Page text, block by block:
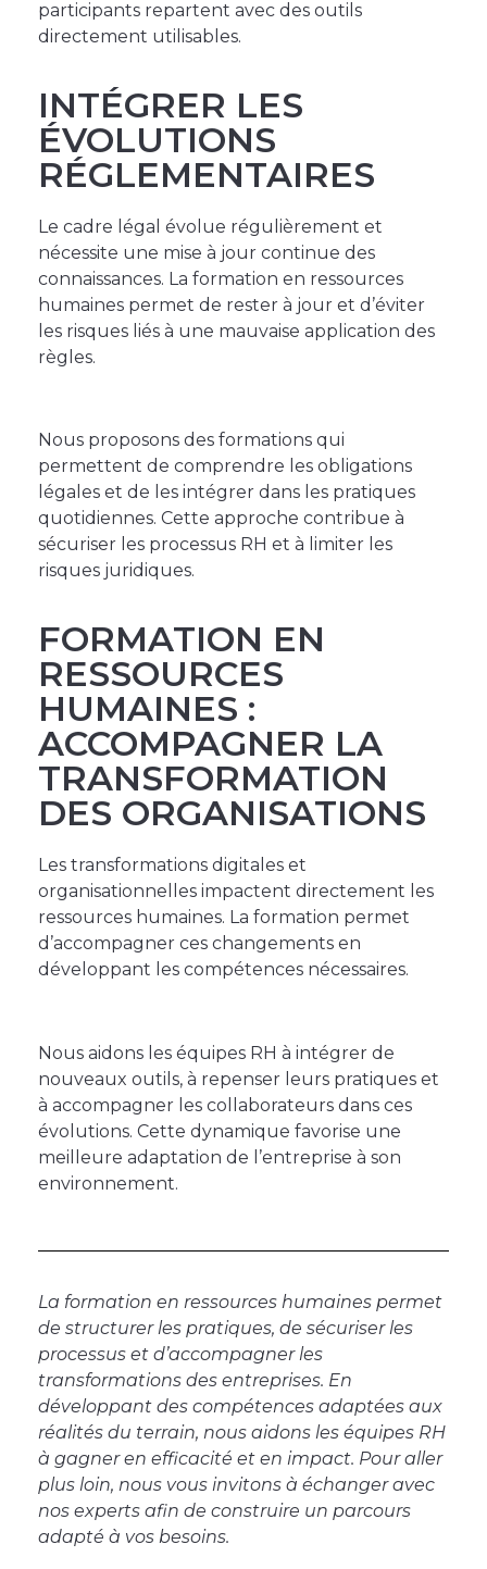
participants repartent avec des outils
directement utilisables.
INTÉGRER LES
ÉVOLUTIONS
RÉGLEMENTAIRES
Le cadre légal évolue régulièrement et
nécessite une mise à jour continue des
connaissances. La formation en ressources
humaines permet de rester à jour et d’éviter
les risques liés à une mauvaise application des
règles.
Nous proposons des formations qui
permettent de comprendre les obligations
légales et de les intégrer dans les pratiques
quotidiennes. Cette approche contribue à
sécuriser les processus RH et à limiter les
risques juridiques.
FORMATION EN
RESSOURCES
HUMAINES :
ACCOMPAGNER LA
TRANSFORMATION
DES ORGANISATIONS
Les transformations digitales et
organisationnelles impactent directement les
ressources humaines. La formation permet
d’accompagner ces changements en
développant les compétences nécessaires.
Nous aidons les équipes RH à intégrer de
nouveaux outils, à repenser leurs pratiques et
à accompagner les collaborateurs dans ces
évolutions. Cette dynamique favorise une
meilleure adaptation de l’entreprise à son
environnement.
La formation en ressources humaines permet
de structurer les pratiques, de sécuriser les
processus et d’accompagner les
transformations des entreprises. En
développant des compétences adaptées aux
réalités du terrain, nous aidons les équipes RH
à gagner en efficacité et en impact. Pour aller
plus loin, nous vous invitons à échanger avec
nos experts afin de construire un parcours
adapté à vos besoins.